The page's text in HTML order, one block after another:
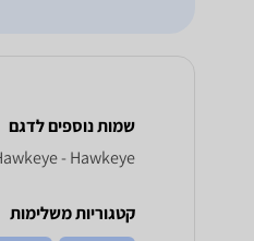
שמות נוספים לדגם
- Hawkeye
קטגוריות משלימות